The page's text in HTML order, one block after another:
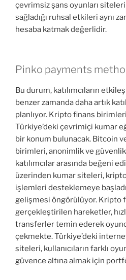
çevrimsiz şans oyunları
sağladığı ruhsal etkileri aynı
hesaba katmak değerlidir.
Pinko payments
Bu durum, katılımcıların
benzer zamanda daha artık
planlıyor. Kripto finans
Türkiye’deki çevrimiçi kumar
bir konum bulunacak. Bitcoin
birimleri, anonimlik ve
katılımcılar arasında beğeni
üzerinden kumar siteleri, kripto
işlemleri desteklemeye
gelişmesi öngörülüyor. Kripto
gerçekleştirilen hareketler,
transferler temin ederek
çekmekte. Türkiye’deki
siteleri, kullanıcıların farklı
güvence altına almak için